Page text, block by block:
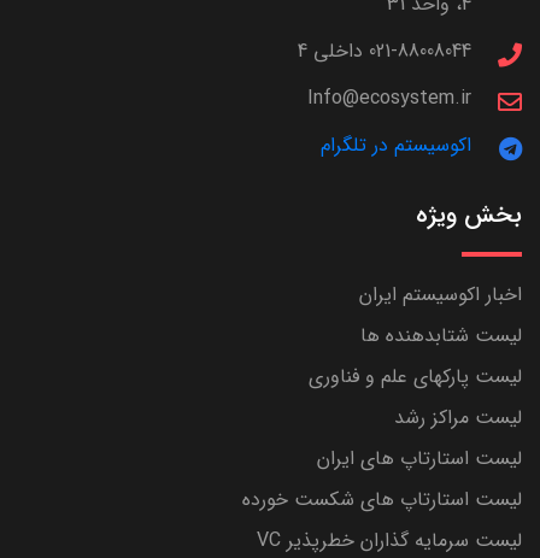
021-88008044 داخلی 4
Info@ecosystem.ir
اکوسیستم در تلگرام
بخش ویژه
اخبار اکوسیستم ایران
لیست شتابدهنده ها
لیست پارکهای علم و فناوری
لیست مراکز رشد
لیست استارتاپ های ایران
لیست استارتاپ های شکست خورده
لیست سرمایه گذاران خطرپذیر VC